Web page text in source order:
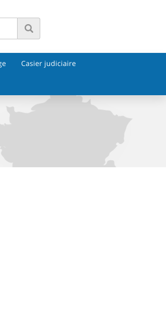
Casier judiciaire